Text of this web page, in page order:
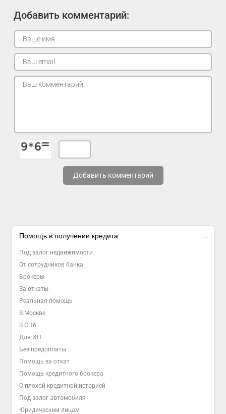
Добавить комментарий:
Добавить комментарий
Помощь в получении кредита
Под залог недвижимости
От сотрудников банка
Брокеры
За откаты
Реальная помощь
В Москве
В СПб
Для ИП
Без предоплаты
Помощь за откат
Помощь кредитного брокера
С плохой кредитной историей
Под залог автомобиля
Юридическим лицам